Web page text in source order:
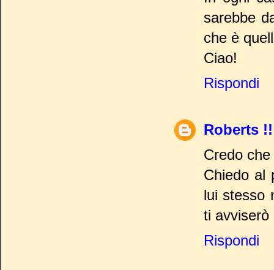
sarebbe
che è
Ciao!
Rispondi
Roberts
Credo
Chiedo al
lui stesso
ti avviserò
Rispondi